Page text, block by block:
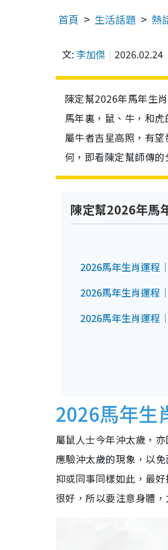
首頁 生活話題 熱
文: 李加傑 2026.02.24
陳定幫2026年馬年生
馬年裏，鼠、牛，和
屬牛者吉星高照，有
何，即看陳定幫師傳的
陳定幫2026年馬
2026馬年生肖運程
2026馬年生肖運程
2026馬年生肖運程
2026馬年生
屬鼠人士今年沖太歲，
應驗沖太歲的現象，以
抑或同事同樣如此，最
很好，所以要注意身體